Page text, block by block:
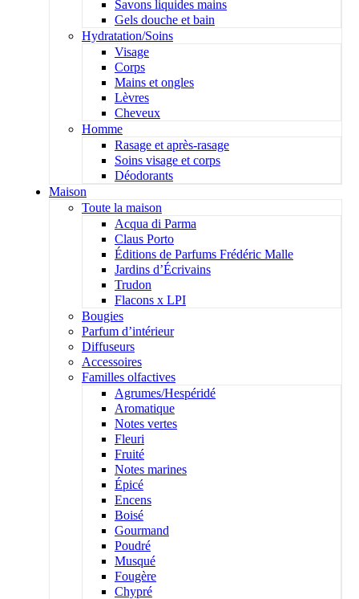
Savons liquides mains
Gels douche et bain
Hydratation/Soins
Visage
Corps
Mains et ongles
Lèvres
Cheveux
Homme
Rasage et après-rasage
Soins visage et corps
Déodorants
Maison
Toute la maison
Acqua di Parma
Claus Porto
Éditions de Parfums Frédéric Malle
Jardins d’Écrivains
Trudon
Flacons x LPI
Bougies
Parfum d’intérieur
Diffuseurs
Accessoires
Familles olfactives
Agrumes/Hespéridé
Aromatique
Notes vertes
Fleuri
Fruité
Notes marines
Épicé
Encens
Boisé
Gourmand
Poudré
Musqué
Fougère
Chypré